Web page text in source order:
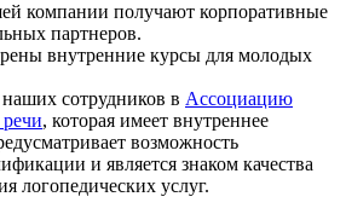
компании получают корпоративные
партнеров.
внутренние курсы для молодых
сотрудников в Ассоциацию
, которая имеет внутреннее
возможность
и является знаком качества
логопедических услуг.